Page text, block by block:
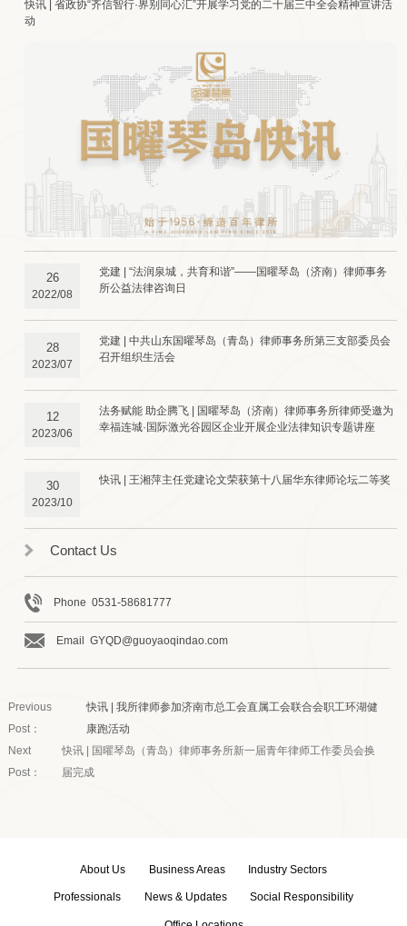
快讯 | 省政协“齐信智行·界别同心汇”开展学习党的二十届三中全会精神宣讲活
动
26
2022/08
党建 | “法润泉城，共育和谐”——国曜琴岛（济南）律师事务
所公益法律咨询日
28
2023/07
党建 | 中共山东国曜琴岛（青岛）律师事务所第三支部委员会
召开组织生活会
12
2023/06
法务赋能 助企腾飞 | 国曜琴岛（济南）律师事务所律师受邀为
幸福连城·国际激光谷园区企业开展企业法律知识专题讲座
30
2023/10
快讯 | 王湘萍主任党建论文荣获第十八届华东律师论坛二等奖
Contact Us
Phone 0531-58681777
Email GYQD@guoyaoqindao.com
Previous
Post：
快讯 | 我所律师参加济南市总工会直属工会联合会职工环湖健
康跑活动
Next
Post：
快讯 | 国曜琴岛（青岛）律师事务所新一届青年律师工作委员会换
届完成
About Us Business Areas Industry Sectors
Professionals News & Updates Social Responsibility